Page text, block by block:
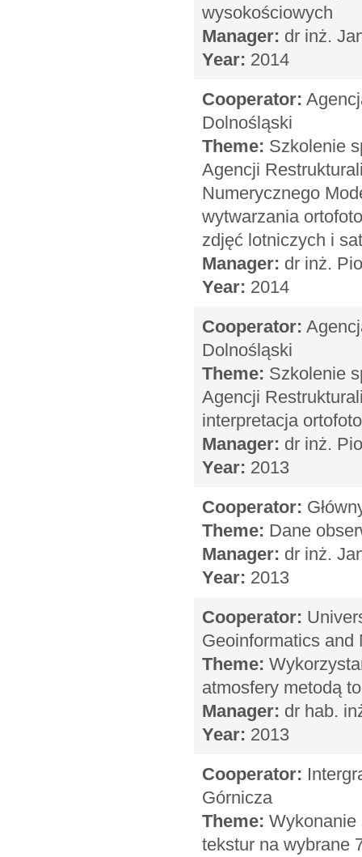
wysokościowych
Manager: dr inż.
Year: 2014
Cooperator:
Dolnośląski
Theme: Szkolenie
Agencji
Numerycznego
wytwarzania
zdjęć lotniczych i
Manager: dr inż.
Year: 2014
Cooperator:
Dolnośląski
Theme: Szkolenie
Agencji
interpretacja
Manager: dr inż.
Year: 2013
Cooperator:
Theme: Dane
Manager: dr inż.
Year: 2013
Cooperator:
Geoinformatics and
Theme:
atmosfery metodą
Manager: dr hab.
Year: 2013
Cooperator:
Górnicza
Theme: Wykonanie
tekstur na wybrane